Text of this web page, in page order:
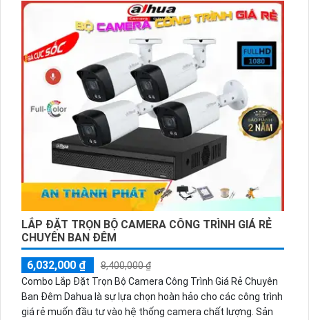
LẮP ĐẶT TRỌN BỘ CAMERA CÔNG TRÌNH GIÁ RẺ
CHUYÊN BAN ĐÊM
6,032,000 ₫
8,400,000 ₫
Combo Lắp Đặt Trọn Bộ Camera Công Trình Giá Rẻ Chuyên
Ban Đêm Dahua là sự lựa chọn hoàn hảo cho các công trình
giá rẻ muốn đầu tư vào hệ thống camera chất lượng. Sản